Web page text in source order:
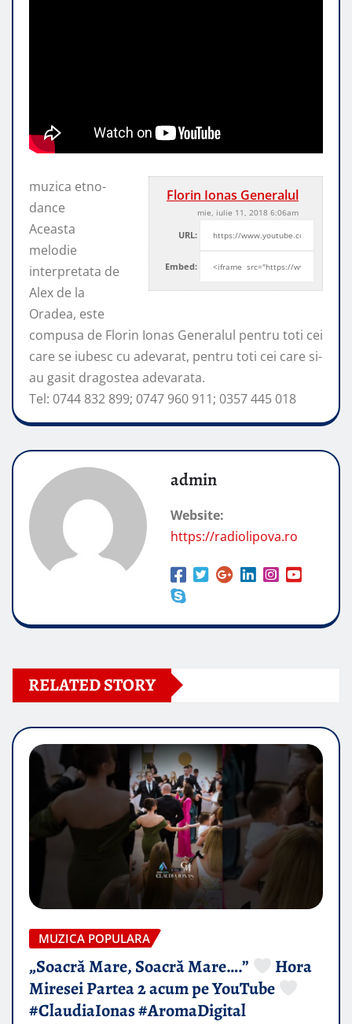
Florin Ionas Generalul
mie, iulie 11, 2018 6:06am
URL:
Embed:
muzica etno-
dance
Aceasta
melodie
interpretata de
Alex de la
Oradea, este
compusa de Florin Ionas Generalul pentru toti cei
care se iubesc cu adevarat, pentru toti cei care si-
au gasit dragostea adevarata.
Tel: 0744 832 899; 0747 960 911; 0357 445 018
admin
Website:
https://radiolipova.ro
RELATED STORY
MUZICA POPULARA
„Soacră Mare, Soacră Mare….”
Hora
Miresei Partea 2 acum pe YouTube
#ClaudiaIonas #AromaDigital